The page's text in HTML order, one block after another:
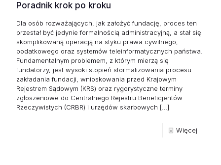
Poradnik krok po kroku
Dla osób rozważających, jak założyć fundację, proces ten
przestał być jedynie formalnością administracyjną, a stał się
skomplikowaną operacją na styku prawa cywilnego,
podatkowego oraz systemów teleinformatycznych państwa.
Fundamentalnym problemem, z którym mierzą się
fundatorzy, jest wysoki stopień sformalizowania procesu
zakładania fundacji, wnioskowania przed Krajowym
Rejestrem Sądowym (KRS) oraz rygorystyczne terminy
zgłoszeniowe do Centralnego Rejestru Beneficjentów
Rzeczywistych (CRBR) i urzędów skarbowych […]
Więcej